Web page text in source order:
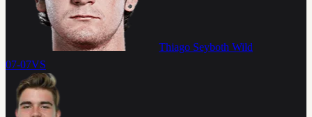
Thiago Seyboth Wild
07-07VS